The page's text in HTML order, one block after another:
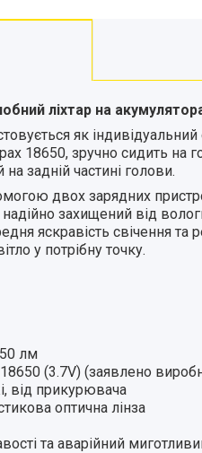
ліхтар на
як
18650, зручно сидить на
задній частині голови.
двох зарядних
надійно захищений від
яскравість свічення
у потрібну точку.
лм
(3.7V) (заявлено
від прикурювача
оптична лінза
та аварійний